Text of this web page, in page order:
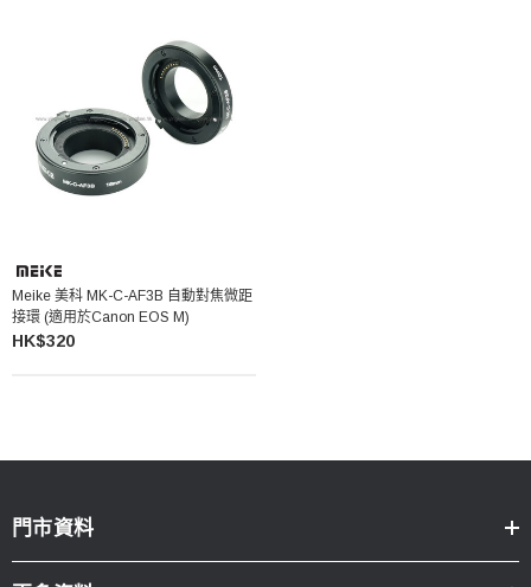
Meike 美科 MK-C-AF3B 自動對焦微距
接環 (適用於Canon EOS M)
HK$320
門市資料